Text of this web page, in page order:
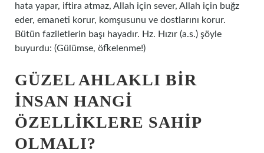
hata yapar, iftira atmaz, Allah için sever, Allah için buğz
eder, emaneti korur, komşusunu ve dostlarını korur.
Bütün faziletlerin başı hayadır. Hz. Hızır (a.s.) şöyle
buyurdu: (Gülümse, öfkelenme!)
GÜZEL AHLAKLI BIR
INSAN HANGI
ÖZELLIKLERE SAHIP
OLMALI?